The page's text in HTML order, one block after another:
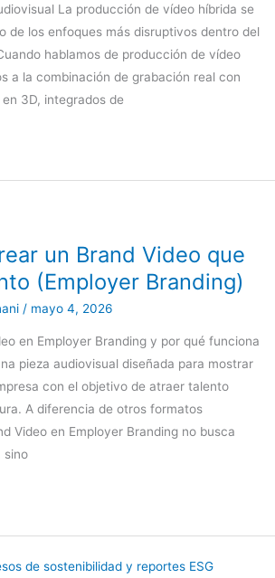
La producción de vídeo híbrida se
de los enfoques más disruptivos dentro del
hablamos de producción de vídeo
a la combinación de grabación real con
3D, integrados de
un Brand Video que
(Employer Branding)
/ mayo 4, 2026
en Employer Branding y por qué funciona
pieza audiovisual diseñada para mostrar
con el objetivo de atraer talento
A diferencia de otros formatos
Video en Employer Branding no busca
sino